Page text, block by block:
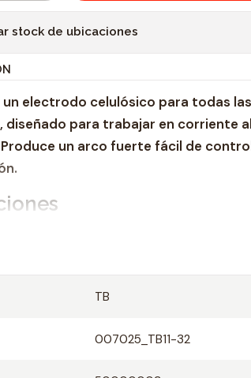
stock de ubicaciones
un electrodo celulósico para todas
diseñado para trabajar en corriente
un arco fuerte fácil de
aceros de bajo carbono tales
y A-285. Las aplicaciones típicas
tuberías, construcción naval,
del producto
TB
007025_TB11-32